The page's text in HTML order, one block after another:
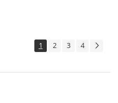
1 2 3 4